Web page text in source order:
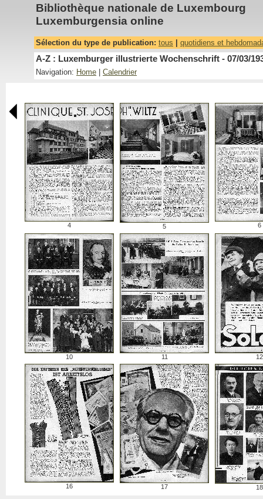
Bibliothèque nationale de Luxembourg
Luxemburgensia online
Sélection du type de publication: tous quotidiens et
A-Z : Luxemburger illustrierte Wochenschrift - 07/03/
Navigation: Home Calendrier
4 5 6
10 11 12
16 17 18